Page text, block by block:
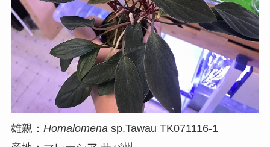
雄親： Homalomena sp.Tawau TK071116-1